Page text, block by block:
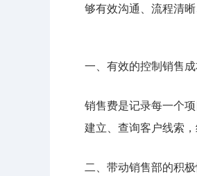
够有效沟通、流程清
一、有效的控制销售
销售费是记录每一个
建立、查询客户线索
二、带动销售部的积